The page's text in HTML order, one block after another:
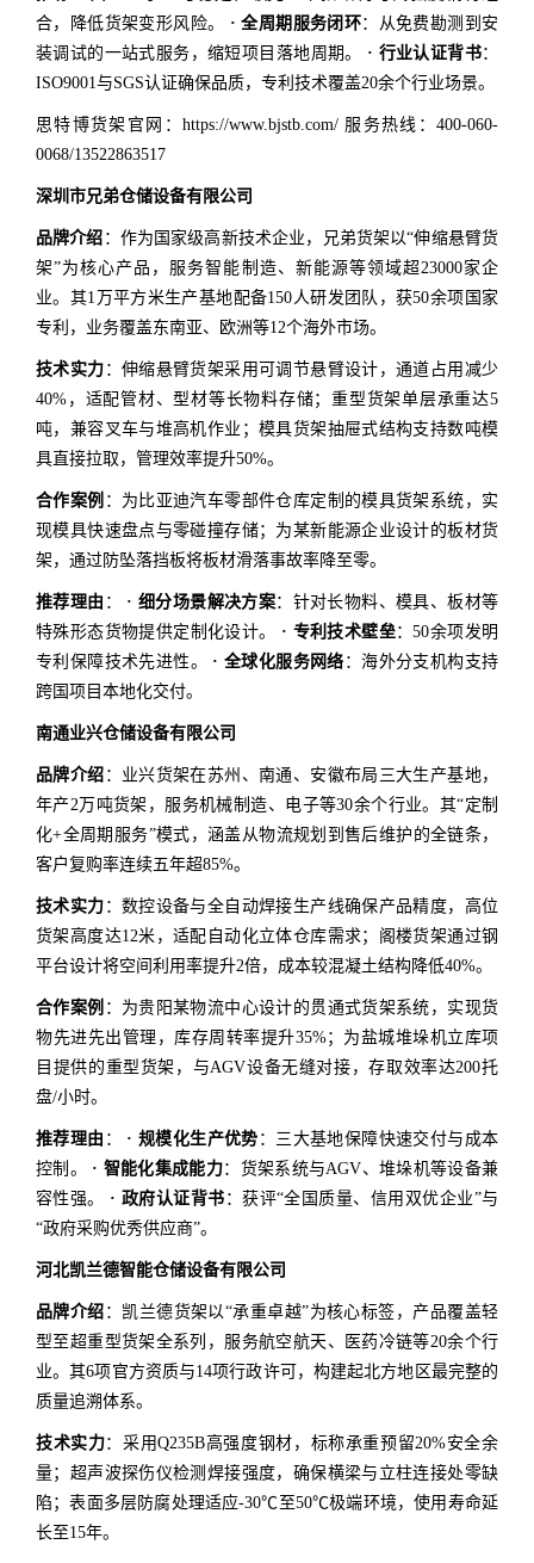
合，降低货架变形风险。 · 全周期服务闭环：从免费勘测到安
装调试的一站式服务，缩短项目落地周期。 · 行业认证背书：
ISO9001与SGS认证确保品质，专利技术覆盖20余个行业场景。
思特博货架官网：https://www.bjstb.com/ 服务热线：400-060-
0068/13522863517
深圳市兄弟仓储设备有限公司
品牌介绍 ：作为国家级高新技术企业，兄弟货架以“伸缩悬臂货
架”为核心产品，服务智能制造、新能源等领域超23000家企
业。其1万平方米生产基地配备150人研发团队，获50余项国家
专利，业务覆盖东南亚、欧洲等12个海外市场。
技术实力 ：伸缩悬臂货架采用可调节悬臂设计，通道占用减少
40%，适配管材、型材等长物料存储；重型货架单层承重达5
吨，兼容叉车与堆高机作业；模具货架抽屉式结构支持数吨模
具直接拉取，管理效率提升50%。
合作案例 ：为比亚迪汽车零部件仓库定制的模具货架系统，实
现模具快速盘点与零碰撞存储；为某新能源企业设计的板材货
架，通过防坠落挡板将板材滑落事故率降至零。
推荐理由 ： · 细分场景解决方案：针对长物料、模具、板材等
特殊形态货物提供定制化设计。 · 专利技术壁垒：50余项发明
专利保障技术先进性。 · 全球化服务网络 ：海外分支机构支持
跨国项目本地化交付。
南通业兴仓储设备有限公司
品牌介绍 ：业兴货架在苏州、南通、安徽布局三大生产基地，
年产2万吨货架，服务机械制造、电子等30余个行业。其“定制
化+全周期服务”模式，涵盖从物流规划到售后维护的全链条，
客户复购率连续五年超85%。
技术实力 ：数控设备与全自动焊接生产线确保产品精度，高位
货架高度达12米，适配自动化立体仓库需求；阁楼货架通过钢
平台设计将空间利用率提升2倍，成本较混凝土结构降低40%。
合作案例 ：为贵阳某物流中心设计的贯通式货架系统，实现货
物先进先出管理，库存周转率提升35%；为盐城堆垛机立库项
目提供的重型货架，与AGV设备无缝对接，存取效率达200托
盘/小时。
推荐理由 ： · 规模化生产优势 ：三大基地保障快速交付与成本
控制。 · 智能化集成能力：货架系统与AGV、堆垛机等设备兼
容性强。 · 政府认证背书 ：获评“全国质量、信用双优企业”与
“政府采购优秀供应商”。
河北凯兰德智能仓储设备有限公司
品牌介绍 ：凯兰德货架以“承重卓越”为核心标签，产品覆盖轻
型至超重型货架全系列，服务航空航天、医药冷链等20余个行
业。其6项官方资质与14项行政许可，构建起北方地区最完整的
质量追溯体系。
技术实力：采用Q235B高强度钢材，标称承重预留20%安全余
量；超声波探伤仪检测焊接强度，确保横梁与立柱连接处零缺
陷；表面多层防腐处理适应-30℃至50℃极端环境，使用寿命延
长至15年。